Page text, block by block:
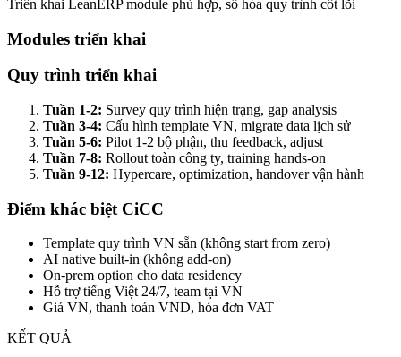
Triển khai LeanERP module phù hợp, số hóa quy trình cốt lõi
Modules triển khai
Quy trình triển khai
Tuần 1-2: Survey quy trình hiện trạng, gap analysis
Tuần 3-4: Cấu hình template VN, migrate data lịch sử
Tuần 5-6: Pilot 1-2 bộ phận, thu feedback, adjust
Tuần 7-8: Rollout toàn công ty, training hands-on
Tuần 9-12: Hypercare, optimization, handover vận hành
Điểm khác biệt CiCC
Template quy trình VN sẵn (không start from zero)
AI native built-in (không add-on)
On-prem option cho data residency
Hỗ trợ tiếng Việt 24/7, team tại VN
Giá VN, thanh toán VND, hóa đơn VAT
KẾT QUẢ